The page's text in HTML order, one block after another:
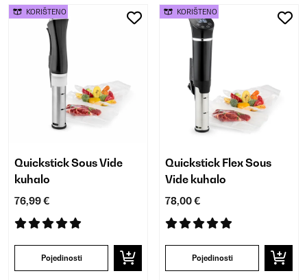
Quickstick Sous Vide
kuhalo
76,99 €
Pojedinosti
KORIŠTENO
Quickstick Flex Sous
Vide kuhalo
78,00 €
Pojedinosti
KORIŠTENO